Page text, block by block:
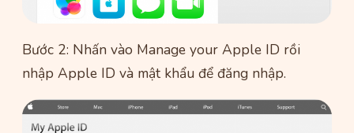
Bước 2: Nhấn vào Manage your Apple ID rồi
nhập Apple ID và mật khẩu để đăng nhập.